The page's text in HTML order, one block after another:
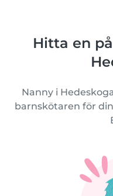
Hitta en
Nanny i
barnskötaren för